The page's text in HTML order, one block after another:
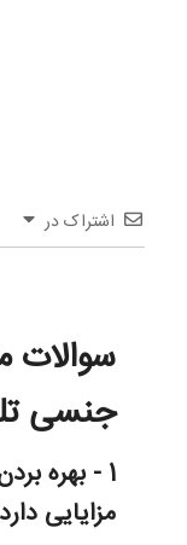
اشتراک در
سوالات
جنسی
1 - بهره
مزایایی